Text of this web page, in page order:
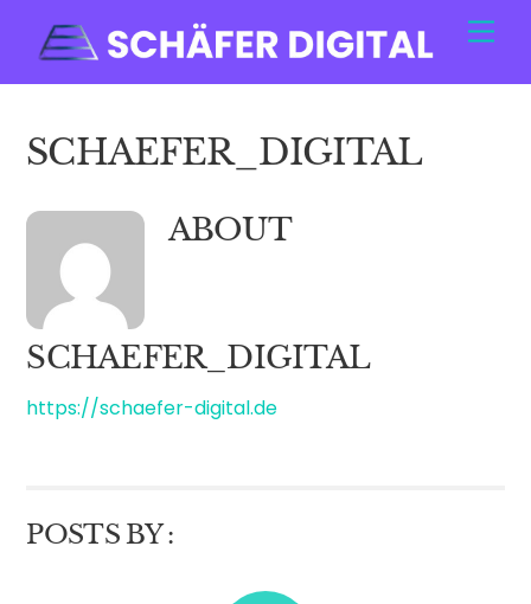
SCHAEFER_DIGITAL
ABOUT
SCHAEFER_DIGITAL
https://schaefer-digital.de
POSTS BY :